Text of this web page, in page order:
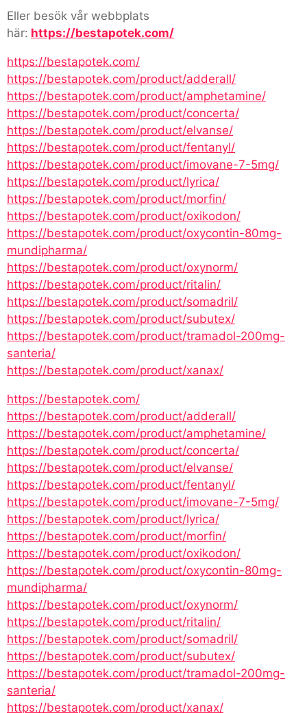
Eller besök vår webbplats
här: https://bestapotek.com/
https://bestapotek.com/
https://bestapotek.com/product/adderall/
https://bestapotek.com/product/amphetamine/
https://bestapotek.com/product/concerta/
https://bestapotek.com/product/elvanse/
https://bestapotek.com/product/fentanyl/
https://bestapotek.com/product/imovane-7-5mg/
https://bestapotek.com/product/lyrica/
https://bestapotek.com/product/morfin/
https://bestapotek.com/product/oxikodon/
https://bestapotek.com/product/oxycontin-80mg-
mundipharma/
https://bestapotek.com/product/oxynorm/
https://bestapotek.com/product/ritalin/
https://bestapotek.com/product/somadril/
https://bestapotek.com/product/subutex/
https://bestapotek.com/product/tramadol-200mg-
santeria/
https://bestapotek.com/product/xanax/
https://bestapotek.com/
https://bestapotek.com/product/adderall/
https://bestapotek.com/product/amphetamine/
https://bestapotek.com/product/concerta/
https://bestapotek.com/product/elvanse/
https://bestapotek.com/product/fentanyl/
https://bestapotek.com/product/imovane-7-5mg/
https://bestapotek.com/product/lyrica/
https://bestapotek.com/product/morfin/
https://bestapotek.com/product/oxikodon/
https://bestapotek.com/product/oxycontin-80mg-
mundipharma/
https://bestapotek.com/product/oxynorm/
https://bestapotek.com/product/ritalin/
https://bestapotek.com/product/somadril/
https://bestapotek.com/product/subutex/
https://bestapotek.com/product/tramadol-200mg-
santeria/
https://bestapotek.com/product/xanax/